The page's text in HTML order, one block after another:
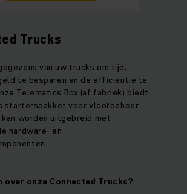
Trucks
van uw trucks om tijd,
te besparen en de efficiëntie te
Telematics Box (af fabriek) biedt
starterspakket voor vlootbeheer
worden uitgebreid met
hardware- en
over onze Connected Trucks?